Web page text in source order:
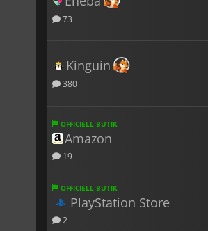
73
Kinguin
380
OFFICIELL BUTIK
Amazon
19
OFFICIELL BUTIK
PlayStation Store
2